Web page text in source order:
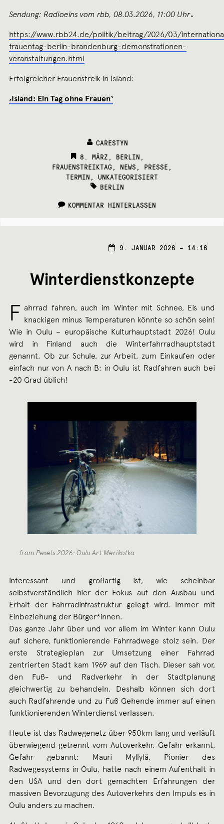
Sendung: Radioeins vom rbb, 08.03.2026, 11:00 Uhr„
https://www.rbb24.de/politik/beitrag/2026/03/
frauentag-berlin-brandenburg-demonstrationen-
veranstaltungen.html
Erfolgreicher Frauenstreik in Island:
‚Island: Ein Tag ohne Frauen‘
CARESTYN
CATEGORIES:
8. MÄRZ , BERLIN ,
FRAUENSTREIKTAG , NEWS , PRESSE ,
TERMIN , UNKATEGORISIERT
TAGS:
BERLIN
KOMMENTAR HINTERLASSEN
9. JANUAR 2026 – 14:16
Winterdienstkonzepte
F ahrrad fahren, auch im Winter mit Schnee, Eis und
knackigen minus Temperaturen könnte so schön sein!
Wie in Oulu – europäische Kulturhauptstadt 2026! Oulu
wird in Finland auch die Winterfahrradhauptstadt
genannt. Ob zur Schule, zur Arbeit, zum Einkaufen oder
einfach nur von A nach B: in Oulu ist Radfahren auch bei
-20 Grad üblich!
from Pexels 2026: Oulu Art Merikotka
Interessant und großartig ist, wie scheinbar
selbstverständlich hier der Fokus auf den Ausbau und
Erhalt der Fahrradinfrastruktur gelegt wird. Immer mit
Einbeziehung der Bürger*innen.
Das ganze Jahr über und vor allem im Winter kann Oulu
auf sichere, funktionierende Fahrradwege stolz sein. Der
erste Strategieplan zur Umsetzung einer Fahrrad
zentrierten Stadt kam 1969 auf den Tisch. Dieser sah vor,
den Fuß- und Radverkehr in der Stadtplanung
gleichwertig zu behandeln. Deshalb können sich dort
auch Radfahrende und zu Fuß Gehende immer auf einen
funktionierenden Winterdienst verlassen.
Heute ist das Radwegenetz über 950km lang und verläuft
überwiegend getrennt vom Autoverkehr. Gefahr erkannt,
Gefahr gebannt: Mauri Myllylä, Pionier des
Radwegesystems in Oulu, hatte nach einem Aufenthalt in
den USA und den dort gemachten Erfahrungen der
massiven Bevorzugung des Autoverkehrs den Impuls es in
Oulu anders zu machen.